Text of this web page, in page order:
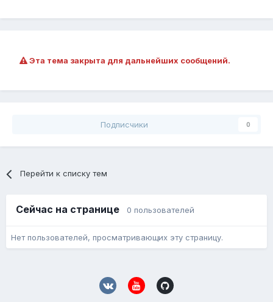
Эта тема закрыта для дальнейших сообщений.
Подписчики 0
Перейти к списку тем
Сейчас на странице 0 пользователей
Нет пользователей, просматривающих эту страницу.